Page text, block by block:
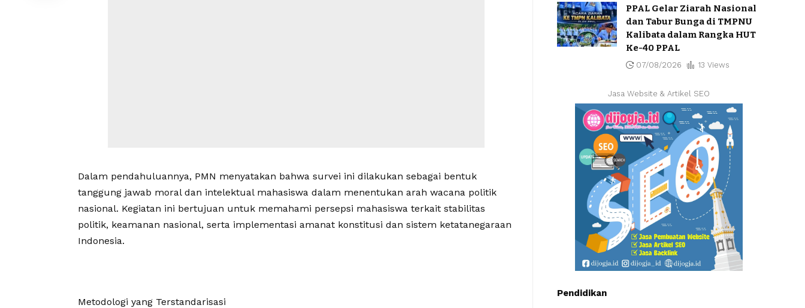
Dalam pendahuluannya, PMN menyatakan bahwa survei ini dilakukan sebagai bentuk
tanggung jawab moral dan intelektual mahasiswa dalam menentukan arah wacana politik
nasional. Kegiatan ini bertujuan untuk memahami persepsi mahasiswa terkait stabilitas
politik, keamanan nasional, serta implementasi amanat konstitusi dan sistem ketatanegaraan
Indonesia.
Metodologi yang Terstandarisasi
PPAL Gelar Ziarah Nasional
dan Tabur Bunga di TMPNU
Kalibata dalam Rangka HUT
Ke-40 PPAL
07/08/2026 13 Views
Jasa Website & Artikel SEO
Pendidikan